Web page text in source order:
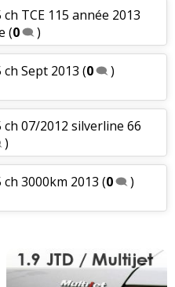
ch TCE 115 année 2013
(0 )
ch Sept 2013 (0 )
ch 07/2012 silverline 66
)
ch 3000km 2013 (0 )